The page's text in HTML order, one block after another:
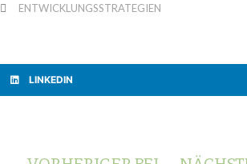
ENTWICKLUNGSSTRATEGIEN
LINKEDIN